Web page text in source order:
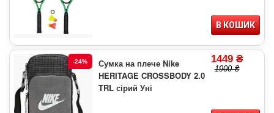
В КОШИК
-24%
Сумка на плече Nike
HERITAGE CROSSBODY 2.0
TRL сірий Уні
1449 ₴
1900 ₴